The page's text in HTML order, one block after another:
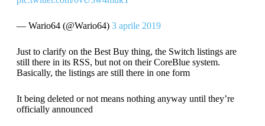
— Wario64 (@Wario64) 3 aprile 2019
Just to clarify on the Best Buy thing, the Switch listings are
still there in its RSS, but not on their CoreBlue system.
Basically, the listings are still there in one form
It being deleted or not means nothing anyway until they’re
officially announced